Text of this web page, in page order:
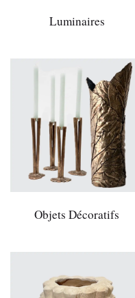
Luminaires
Objets Décoratifs